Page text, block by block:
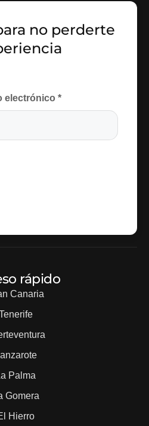
no perderte
electrónico *
rápido
Canaria
Palma
Gomera
Hierro